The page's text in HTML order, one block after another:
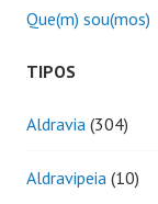
Que(m) sou(mos)
TIPOS
Aldravia (304)
Aldravipeia (10)